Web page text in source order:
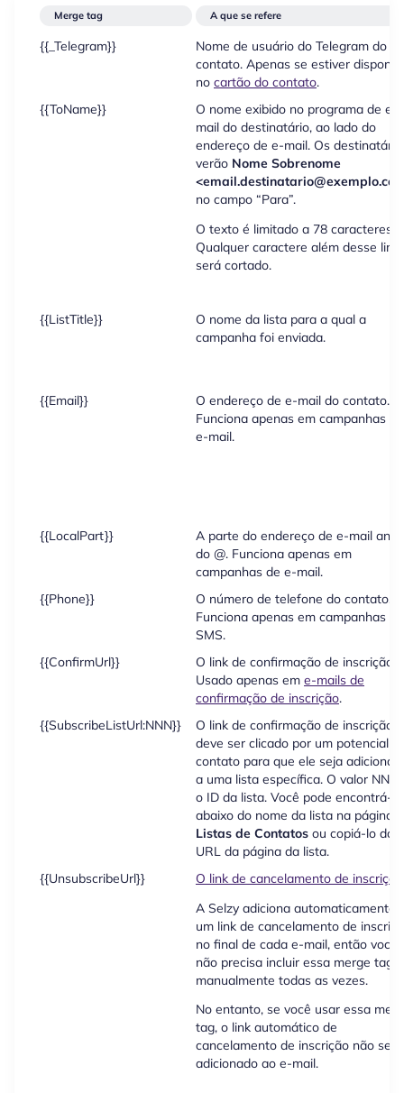
Merge tag A que se refere
{{_Telegram}}
Nome de usuário do Telegram do
contato. Apenas se estiver
no cartão do contato.
{{ToName}}
O nome exibido no programa de e-
mail do destinatário, ao lado do
endereço de e-mail. Os
verão Nome Sobrenome
no campo “Para”.
O texto é limitado a 78 caracteres.
Qualquer caractere além desse
será cortado.
{{ListTitle}}
O nome da lista para a qual a
campanha foi enviada.
{{Email}}
O endereço de e-mail do contato.
Funciona apenas em campanhas de
e-mail.
{{LocalPart}}
A parte do endereço de e-mail
do @. Funciona apenas em
campanhas de e-mail.
{{Phone}}
O número de telefone do contato.
Funciona apenas em campanhas de
SMS.
{{ConfirmUrl}}
O link de confirmação de inscrição.
Usado apenas em e-mails de
confirmação de inscrição.
{{SubscribeListUrl:NNN}}
O link de confirmação de inscrição
deve ser clicado por um potencial
contato para que ele seja
a uma lista específica. O valor NNN
o ID da lista. Você pode encontrá-lo
abaixo do nome da lista na página
Listas de Contatos ou copiá-lo da
URL da página da lista.
{{UnsubscribeUrl}}
O link de cancelamento de
A Selzy adiciona automaticamente
um link de cancelamento de
no final de cada e-mail, então você
não precisa incluir essa merge tag
manualmente todas as vezes.
No entanto, se você usar essa
tag, o link automático de
cancelamento de inscrição não será
adicionado ao e-mail.